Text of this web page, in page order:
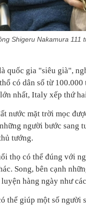
Shigeru Nakamura 111
quốc gia "siêu già",
có dân số từ
nhất, Italy xếp thứ
nước mặt trời mọc
người bước sang
tướng.
thọ có thể đúng với
Song, bên cạnh
hàng ngày như
thể giúp một số người